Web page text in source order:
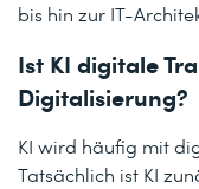
bis hin zur IT-
Ist KI digitale
Digitalisierung?
KI wird häufig mit
Tatsächlich ist KI